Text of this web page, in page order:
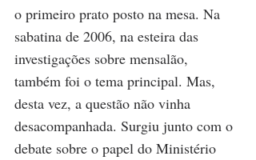
o primeiro prato posto na mesa. Na
sabatina de 2006, na esteira das
investigações sobre mensalão,
também foi o tema principal. Mas,
desta vez, a questão não vinha
desacompanhada. Surgiu junto com o
debate sobre o papel do Ministério